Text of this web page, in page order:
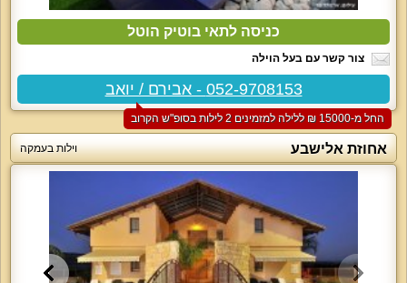
כניסה לתאי בוטיק הוטל
צור קשר עם בעל הוילה
052-9708153 - אבירם / יואב
החל מ-‏15000 ₪ ללילה למזמינים 2 לילות בסופ"ש הקרוב
אחוזת אלישבע וילות בעמקה